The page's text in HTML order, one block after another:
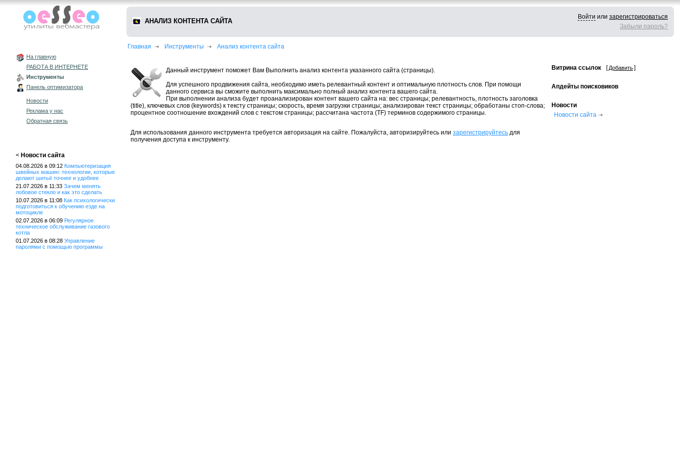
На главную
РАБОТА В ИНТЕРНЕТЕ
Инструменты
Панель оптимизатора
Новости
Реклама у нас
Обратная связь
< Новости сайта
04.08.2026 в 09:12 Компьютеризация
швейных машин: технологии, которые
делают шитьё точнее и удобнее
21.07.2026 в 11:33 Зачем менять
лобовое стекло и как это сделать
10.07.2026 в 11:08 Как психологически
подготовиться к обучению езде на
мотоцикле
02.07.2026 в 06:09 Регулярное
техническое обслуживание газового
котла
01.07.2026 в 08:28 Управление
паролями с помощью программы
АНАЛИЗ КОНТЕНТА САЙТА
Войти или зарегистрироваться
Забыли пароль?
Главная Инструменты Анализ контента сайта
Данный инструмент поможет Вам Выполнить анализ контента указанного сайта (страницы).
Для успешного продвижения сайта, необходимо иметь релевантный контент и оптимальную плотность слов. При помощи
данного сервиса вы сможите выполнить максимально полный анализ контента вашего сайта.
При выполнении анализа будет проанализирован контент вашего сайта на: вес страницы; релевантность, плотность заголовка
(title), ключевых слов (keywords) к тексту страницы; скорость, время загрузки страницы; анализирован текст страницы; обработаны стоп-слова;
процентное соотношение вхождений слов с текстом страницы; рассчитана частота (TF) терминов содержимого страницы.
Для использования данного инструмента требуется авторизация на сайте. Пожалуйста, авторизируйтесь или зарегистрируйтесь для
получения доступа к инструменту.
Витрина ссылок [ Добавить]
Апдейты поисковиков
Новости
Новости сайта